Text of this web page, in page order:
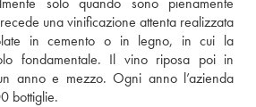
una vinificazione attenta realizzata
in cemento o in legno, in cui la
fondamentale. Il vino riposa poi in
anno e mezzo. Ogni anno l’azienda
bottiglie.